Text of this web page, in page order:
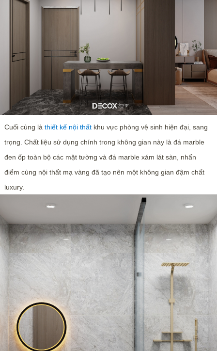
Cuối cùng là thiết kế nội thấtkhu vực phòng vệ sinh hiện đại, sang
trọng. Chất liệu sử dụng chính trong không gian này là đá marble
đen ốp toàn bộ các mặt tường và đá marble xám lát sàn, nhấn
điểm cùng nội thất mạ vàng đã tạo nên một không gian đậm chất
luxury.